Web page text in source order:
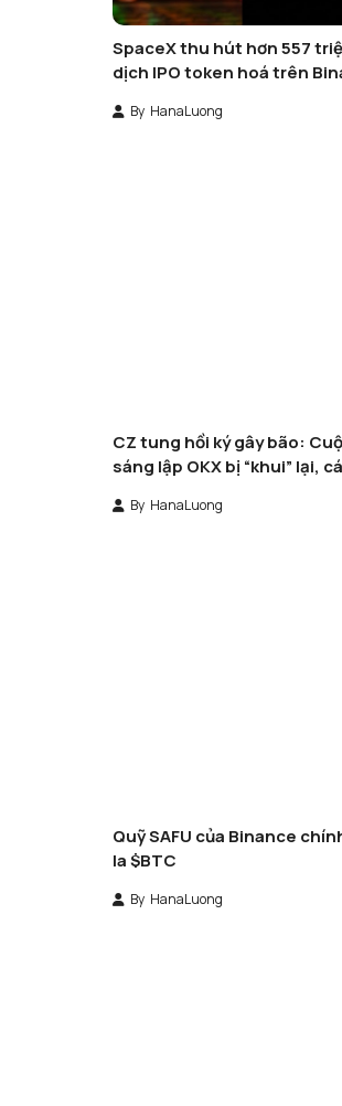
SpaceX thu hút hơn 557
dịch IPO token hoá trên
By HanaLuong
CZ tung hồi ký gây bão:
sáng lập OKX bị “khui” lại,
By HanaLuong
Quỹ SAFU của Binance
la $BTC
By HanaLuong